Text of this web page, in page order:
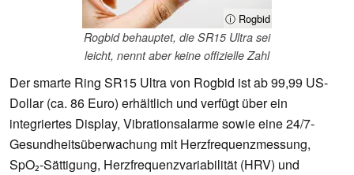
ⓘ Rogbid
Rogbid behauptet, die SR15 Ultra sei
leicht, nennt aber keine offizielle Zahl
Der smarte Ring SR15 Ultra von Rogbid ist ab 99,99 US-
Dollar (ca. 86 Euro) erhältlich und verfügt über ein
integriertes Display, Vibrationsalarme sowie eine 24/7-
Gesundheitsüberwachung mit Herzfrequenzmessung,
SpO₂-Sättigung, Herzfrequenzvariabilität (HRV) und